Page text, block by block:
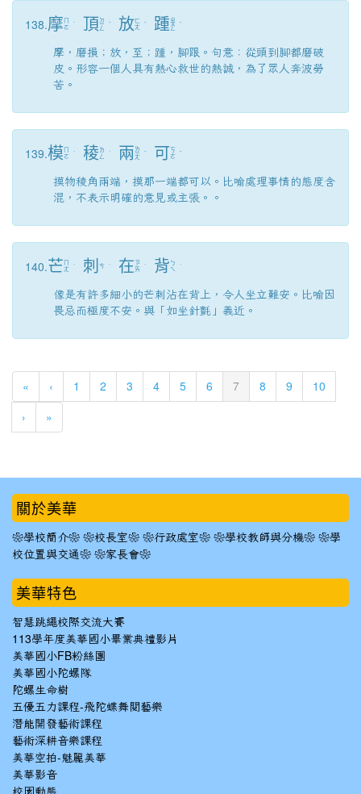
138.摩ㄛ
ˊ 頂 ㄉ
ㄧ
ㄥ
ˇ 放ㄈ
ㄤ
ˇ 踵 ㄓ
ㄨ
ㄥ
ˇ
摩，磨損；放，至；踵，腳跟。句意：從頭到腳都磨破
皮。形容一個人具有熱心救世的熱誠，為了眾人奔波勞
苦。
139.模ㄛ
ˊ 稜 ㄌ
ㄥ
ˊ 兩 ㄌ
ㄧ
ㄤ
ˇ 可 ㄎ
ㄜ
ˇ
摸物稜角兩端，摸那一端都可以。比喻處理事情的態度含
混，不表示明確的意見或主張。。
140.芒ㄤ
ˊ 刺 ㄘ ˋ 在
ㄗ
ㄞ
ˋ 背 ㄅ
ㄟ
ˋ
像是有許多細小的芒刺沾在背上，令人坐立難安。比喻因
畏忌而極度不安。與「如坐針氈」義近。
« ‹ 1 2 3 4 5 6 7(current)
8 9 10
› »
::: 關於美華
❀學校簡介❀ ❀校長室❀ ❀行政處室❀ ❀學校教師與分機❀ ❀學
校位置與交通❀ ❀家長會❀
美華特色
智慧跳繩校際交流大賽
113學年度美華國小畢業典禮影片
美華國小FB粉絲團
美華國小陀螺隊
陀螺生命樹
五優五力課程-飛陀蝶舞閱藝樂
潛能開發藝術課程
藝術深耕音樂課程
美華空拍-魅麗美華
美華影音
校園動態